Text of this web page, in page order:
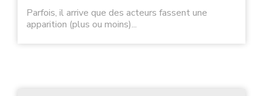
Parfois, il arrive que des acteurs fassent une
apparition (plus ou moins)...